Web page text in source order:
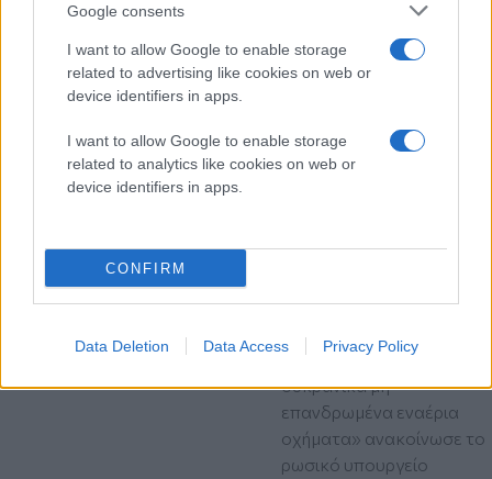
Google consents
I want to allow Google to enable storage
related to advertising like cookies on web or
device identifiers in apps.
I want to allow Google to enable storage
related to analytics like cookies on web or
device identifiers in apps.
CONFIRM
Data Deletion Data Access Privacy Policy
Διαβάστε περισσότερα
πριν 41 λεπτά
Η Ρωσία κατέρριψε
Κριμαία - Αναφορές για
«Τα συστήματα
αντιαεροπορικής άμυνας
κατέστρεψαν 456
ουκρανικά μη
επανδρωμένα εναέρια
οχήματα» ανακοίνωσε το
ρωσικό υπουργείο